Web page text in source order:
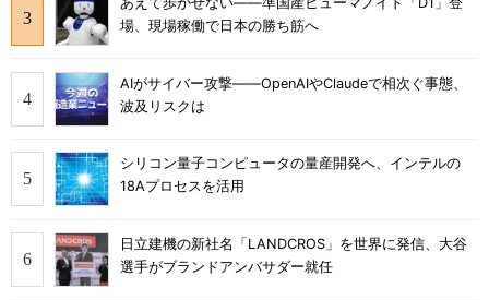
場、現場稼働で日本の勝ち筋へ
AIがサイバー攻撃――OpenAIやClaudeで相次ぐ事態、
波及リスクは
シリコン量子コンピュータの量産開発へ、インテルの
18Aプロセスを活用
日立建機の新社名「LANDCROS」を世界に発信、大谷
選手がブランドアンバサダー就任